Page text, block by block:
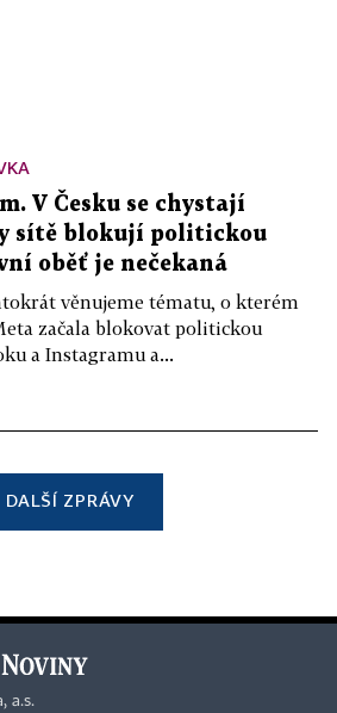
V Česku se chystají
sítě blokují politickou
oběť je nečekaná
věnujeme tématu, o kterém
začala blokovat politickou
a Instagramu a...
DALŠÍ ZPRÁVY
a.s.